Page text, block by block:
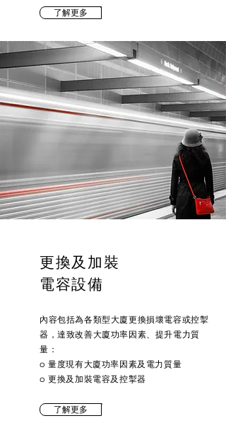
了解更多
更換及加裝
電容設備
內容包括為各類型大廈更換損壞電容或控掣
器，達致改善大廈功率因素、提升電力質
量：
o 量度現有大廈功率因素及電力質量
o 更換及加裝電容及控掣器
了解更多